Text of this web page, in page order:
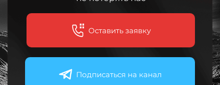
Оставить заявку
Подписаться на канал